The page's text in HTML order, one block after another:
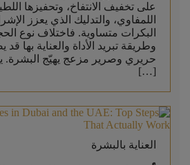
على تخفيف الانتفاخ، وتحفيزها
اللمفاوي، والتدليك الذي يعزز
البكرات متساوية. فاختلاف نوع
وطريقة تبريد الأداة والعناية بها قد
حريري وصرير مزعج يهيّج البشرة.
[…]
العناية بالبشرة